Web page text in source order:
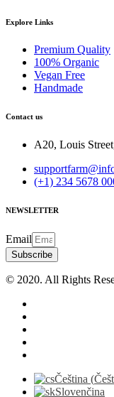
Explore Links
Premium Quality
100% Organic
Vegan Free
Handmade
Contact us
A20, Louis
(+1) 234 5678
NEWSLETTER
Email
Subscribe
© 2020. All Rights
Čeština (
Slovenčina